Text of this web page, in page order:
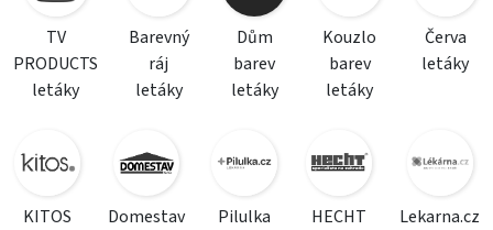
TV
PRODUCTS
letáky
Barevný
ráj
letáky
Dům
barev
letáky
Kouzlo
barev
letáky
Červa
letáky
KITOS
Domestav
Pilulka
HECHT
Lekarna.cz